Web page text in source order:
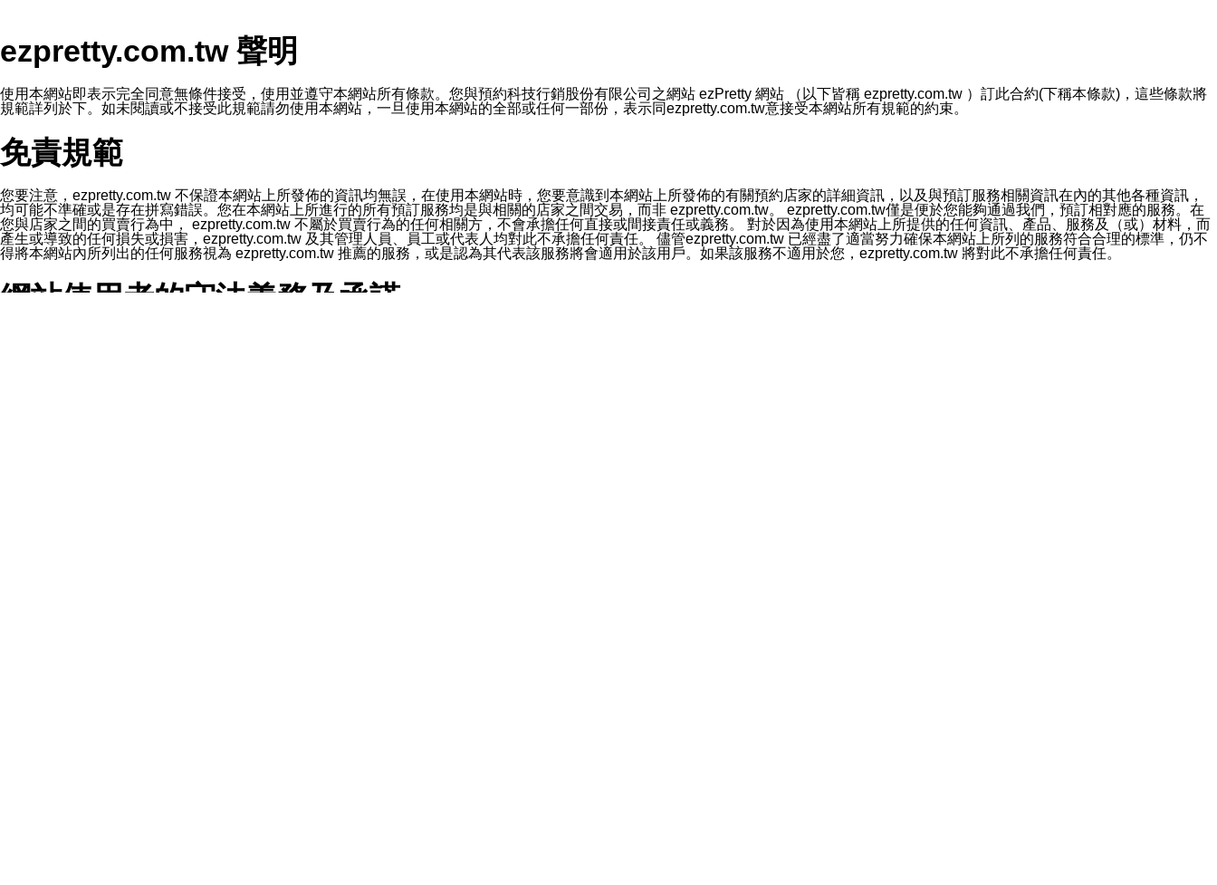
本公司/本服務將以通知型訊息傳送重要訊息給您。即使未加入本公司/本服務好友，您仍可接收到通知型訊息。
本公司/本服務傳送之通知型訊息以對您有效且重要的訊息為限，以廣告或其他目的的訊息皆不會被傳送。滿足以下三個條件者，將可收到通知型訊息。
2.該 LINE 帳號已在 LINE APP 設定中，同意接收通知型訊息。
3.LINE 帳號未封鎖傳送訊息之 LINE 官方帳號。
欲變更通知型訊息的設定，操作如下：
1.點選「主頁」＞「設定」
2.點選「隱私設定」
3.點選「提供使用資料」
5.開關「接收LINE通知型訊息」
❗️關閉「接收通知型訊息」後，將不會接收到來自任何企業官方帳號或認證官方帳號的通知型訊息。
ezpretty.com.tw 聲明
使用本網站即表示完全同意無條件接受，使用並遵守本網站所有條款。您與預約科技行銷股份有限公司之網站 ezPretty 網站 （以下皆稱 ezpretty.com.tw ）訂此合約(下稱本條款)，這些條款將
規範詳列於下。如未閱讀或不接受此規範請勿使用本網站，一旦使用本網站的全部或任何一部份，表示同ezpretty.com.tw意接受本網站所有規範的約束。
免責規範
您要注意，ezpretty.com.tw 不保證本網站上所發佈的資訊均無誤，在使用本網站時，您要意識到本網站上所發佈的有關預約店家的詳細資訊，以及與預訂服務相關資訊在內的其他各種資訊，
均可能不準確或是存在拼寫錯誤。您在本網站上所進行的所有預訂服務均是與相關的店家之間交易，而非 ezpretty.com.tw。 ezpretty.com.tw僅是便於您能夠通過我們，預訂相對應的服務。在
您與店家之間的買賣行為中， ezpretty.com.tw 不屬於買賣行為的任何相關方，不會承擔任何直接或間接責任或義務。 對於因為使用本網站上所提供的任何資訊、產品、服務及（或）材料，而
產生或導致的任何損失或損害，ezpretty.com.tw 及其管理人員、員工或代表人均對此不承擔任何責任。 儘管ezpretty.com.tw 已經盡了適當努力確保本網站上所列的服務符合合理的標準，仍不
得將本網站內所列出的任何服務視為 ezpretty.com.tw 推薦的服務，或是認為其代表該服務將會適用於該用戶。如果該服務不適用於您，ezpretty.com.tw 將對此不承擔任何責任。
網站使用者的守法義務及承諾